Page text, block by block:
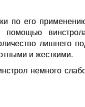
по его
помощью
лишнего
и жесткими.
немного